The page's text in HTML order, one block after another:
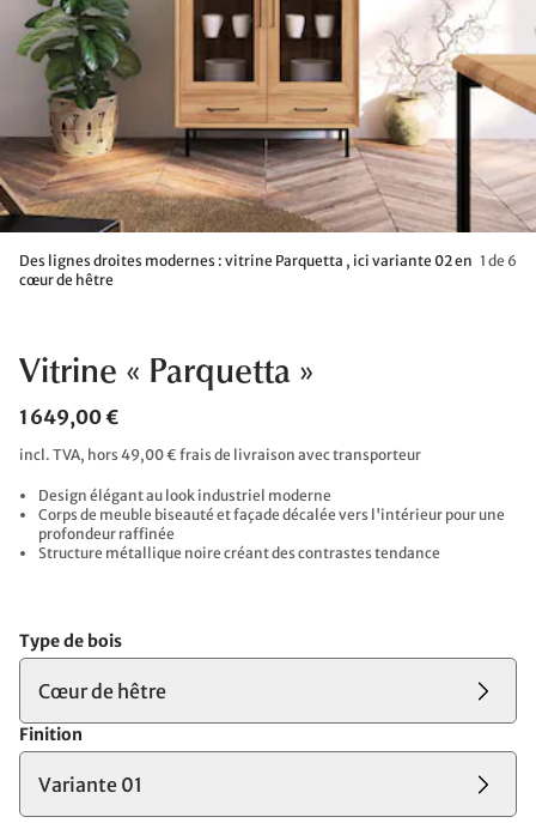
Des lignes droites modernes : vitrine Parquetta , ici variante 02 en
cœur de hêtre
1 de 6
Vitrine « Parquetta »
1 649,00 €
incl. TVA, hors 49,00 € frais de livraison avec transporteur
Design élégant au look industriel moderne
Corps de meuble biseauté et façade décalée vers l'intérieur pour une
profondeur raffinée
Structure métallique noire créant des contrastes tendance
Type de bois
Cœur de hêtre
Finition
Variante 01